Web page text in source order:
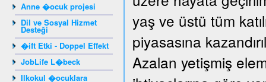
Anne �ocuk projesi
Dil ve Sosyal Hizmet
Desteği
�ift Etki - Doppel Effekt
JobLife L�beck
Ilkokul �ocuklara
yaş ve üstü tüm
piyasasına
Azalan yetişmiş